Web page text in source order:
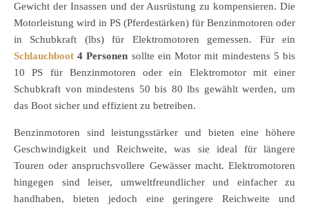
Gewicht der Insassen und der Ausrüstung zu kompensieren. Die
Motorleistung wird in PS (Pferdestärken) für Benzinmotoren oder
in Schubkraft (lbs) für Elektromotoren gemessen. Für ein
Schlauchboot 4 Personen sollte ein Motor mit mindestens 5 bis
10 PS für Benzinmotoren oder ein Elektromotor mit einer
Schubkraft von mindestens 50 bis 80 lbs gewählt werden, um
das Boot sicher und effizient zu betreiben.
Benzinmotoren sind leistungsstärker und bieten eine höhere
Geschwindigkeit und Reichweite, was sie ideal für längere
Touren oder anspruchsvollere Gewässer macht. Elektromotoren
hingegen sind leiser, umweltfreundlicher und einfacher zu
handhaben, bieten jedoch eine geringere Reichweite und